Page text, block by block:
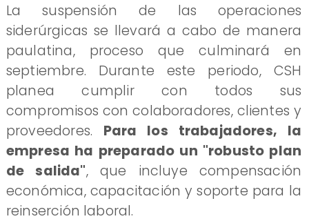
La suspensión de las operaciones
siderúrgicas se llevará a cabo de manera
paulatina, proceso que culminará en
septiembre. Durante este periodo, CSH
planea cumplir con todos sus
compromisos con colaboradores, clientes y
proveedores. Para los trabajadores, la
empresa ha preparado un "robusto plan
de salida", que incluye compensación
económica, capacitación y soporte para la
reinserción laboral.